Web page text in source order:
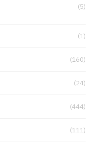
(5)
(1)
(160)
(24)
(444)
(111)